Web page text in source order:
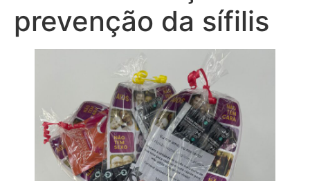
prevenção da sífilis